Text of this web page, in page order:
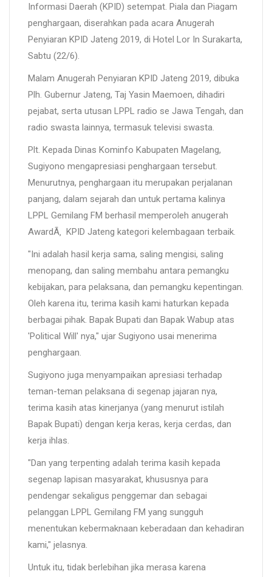
Informasi Daerah (KPID) setempat. Piala dan Piagam
penghargaan, diserahkan pada acara Anugerah
Penyiaran KPID Jateng 2019, di Hotel Lor In Surakarta,
Sabtu (22/6).
Malam Anugerah Penyiaran KPID Jateng 2019, dibuka
Plh. Gubernur Jateng, Taj Yasin Maemoen, dihadiri
pejabat, serta utusan LPPL radio se Jawa Tengah, dan
radio swasta lainnya, termasuk televisi swasta.
Plt. Kepada Dinas Kominfo Kabupaten Magelang,
Sugiyono mengapresiasi penghargaan tersebut.
Menurutnya, penghargaan itu merupakan perjalanan
panjang, dalam sejarah dan untuk pertama kalinya
LPPL Gemilang FM berhasil memperoleh anugerah
AwardÃ‚ KPID Jateng kategori kelembagaan terbaik.
"Ini adalah hasil kerja sama, saling mengisi, saling
menopang, dan saling membahu antara pemangku
kebijakan, para pelaksana, dan pemangku kepentingan.
Oleh karena itu, terima kasih kami haturkan kepada
berbagai pihak. Bapak Bupati dan Bapak Wabup atas
'Political Will' nya," ujar Sugiyono usai menerima
penghargaan.
Sugiyono juga menyampaikan apresiasi terhadap
teman-teman pelaksana di segenap jajaran nya,
terima kasih atas kinerjanya (yang menurut istilah
Bapak Bupati) dengan kerja keras, kerja cerdas, dan
kerja ihlas.
"Dan yang terpenting adalah terima kasih kepada
segenap lapisan masyarakat, khususnya para
pendengar sekaligus penggemar dan sebagai
pelanggan LPPL Gemilang FM yang sungguh
menentukan kebermaknaan keberadaan dan kehadiran
kami," jelasnya.
Untuk itu, tidak berlebihan jika merasa karena